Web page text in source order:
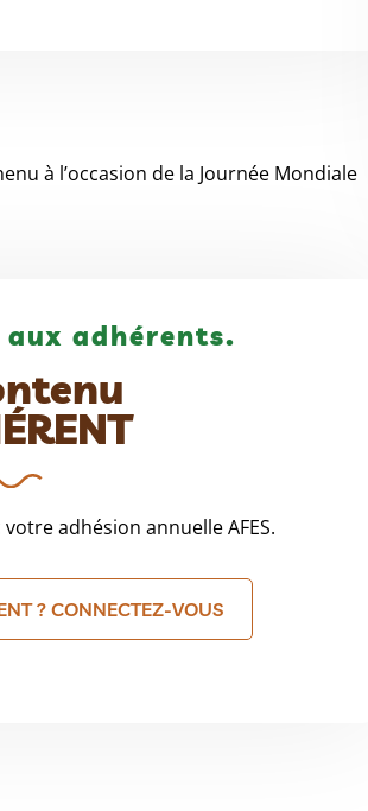
à l’occasion de la Journée Mondiale
aux adhérents.
adhésion annuelle AFES.
? CONNECTEZ-VOUS